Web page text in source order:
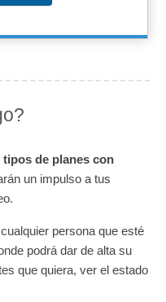
de planes con
un impulso a tus
persona que esté
podrá dar de alta su
que quiera, ver el estado